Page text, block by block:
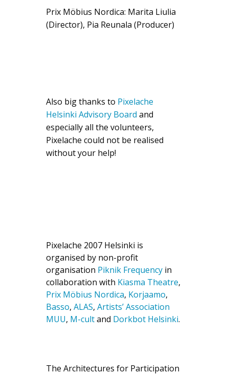
Prix Möbius Nordica: Marita Liulia
(Director), Pia Reunala (Producer)
Also big thanks to Pixelache
Helsinki Advisory Board and
especially all the volunteers,
Pixelache could not be realised
without your help!
Pixelache 2007 Helsinki is
organised by non-profit
organisation Piknik Frequency in
collaboration with Kiasma Theatre,
Prix Möbius Nordica, Korjaamo,
Basso, ALAS, Artists’ Association
MUU, M-cultand Dorkbot Helsinki.
The Architectures for Participation